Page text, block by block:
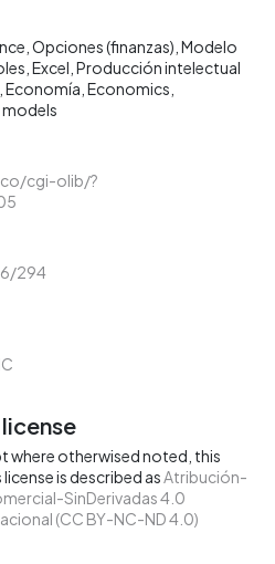
Opciones (finanzas) Modelo
Excel Producción intelectual
Economía Economics
cgi-olib/?
294
where otherwised noted, this
is described asAtribución-
SinDerivadas 4.0
(CC BY-NC-ND 4.0)